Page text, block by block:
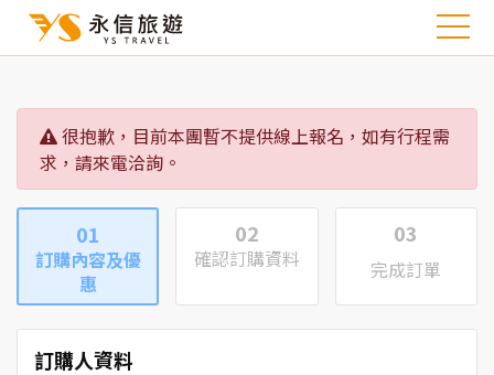
很抱歉，目前本團暫不提供線上報名，如有行程需
求，請來電洽詢。
01
訂購內容及優
惠
02
確認訂購資料
03
完成訂單
訂購人資料